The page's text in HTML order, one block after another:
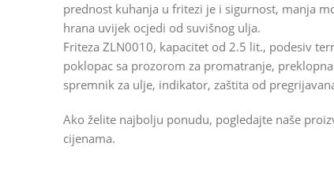
prednost kuhanja u fritezi je i sigurnost, manja
hrana uvijek ocjedi od suvišnog ulja.
Friteza ZLN0010, kapacitet od 2.5 lit., podesiv
poklopac sa prozorom za promatranje,
spremnik za ulje, indikator, zaštita od
Ako želite najbolju ponudu, pogledajte naše
cijenama.